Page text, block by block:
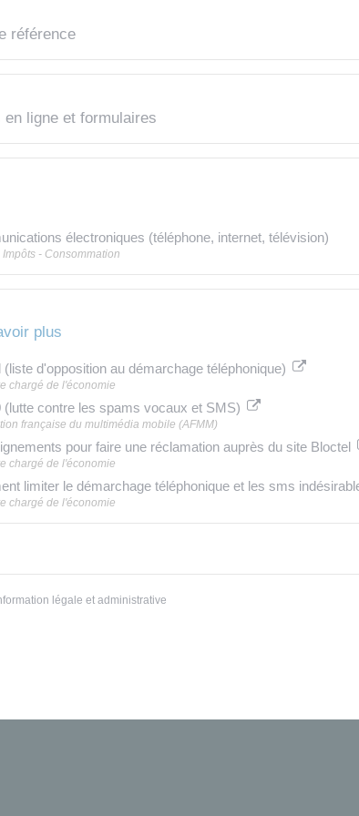
référence
en ligne et formulaires
électroniques (téléphone, internet, télévision)
Impôts - Consommation
plus
(liste d'opposition au démarchage téléphonique)
chargé de l'économie
(lutte contre les spams vocaux et SMS)
française du multimédia mobile (AFMM)
pour faire une réclamation auprès du site Bloctel
chargé de l'économie
limiter le démarchage téléphonique et les sms
chargé de l'économie
légale et administrative